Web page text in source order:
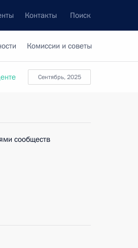
Контакты Поиск
Комиссии и советы
сентябрь, 2025
сообществ